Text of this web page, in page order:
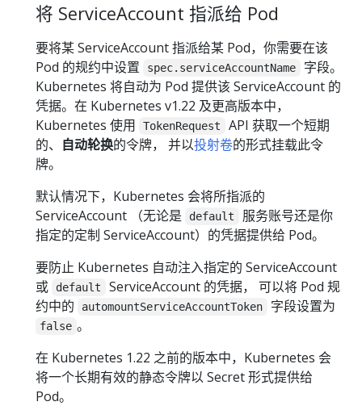
将 ServiceAccount 指派给 Pod
要将某 ServiceAccount 指派给某 Pod，你需要在该
Pod 的规约中设置
spec.serviceAccountName
字段。
Kubernetes 将自动为 Pod 提供该 ServiceAccount 的
凭据。在 Kubernetes v1.22 及更高版本中，
Kubernetes 使用
TokenRequest
API 获取一个短期
的、 自动轮换的令牌， 并以投射卷的形式挂载此令
牌。
默认情况下，Kubernetes 会将所指派的
ServiceAccount （无论是
default
服务账号还是你
指定的定制 ServiceAccount）的凭据提供给 Pod。
要防止 Kubernetes 自动注入指定的 ServiceAccount
或
default
ServiceAccount 的凭据， 可以将 Pod 规
约中的
automountServiceAccountToken 字段设置为
false 。
在 Kubernetes 1.22 之前的版本中，Kubernetes 会
将一个长期有效的静态令牌以 Secret 形式提供给
Pod。